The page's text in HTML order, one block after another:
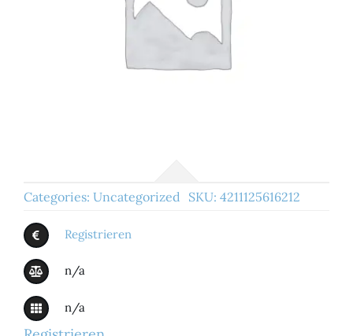
Categories: Uncategorized SKU: 4211125616212
Registrieren
n/a
n/a